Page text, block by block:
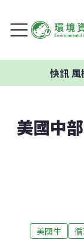
快訊風機
美國中
美國牛